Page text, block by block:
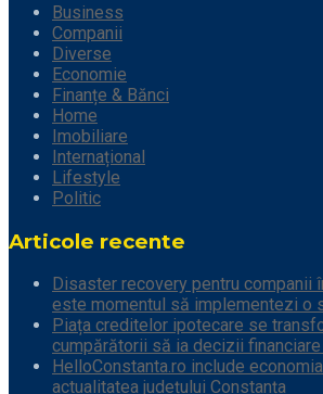
Business
Companii
Diverse
Economie
Finanțe & Bănci
Home
Imobiliare
Internațional
Lifestyle
Politic
Articole recente
Disaster recovery pentru companii
este momentul să implementezi o
Piața creditelor ipotecare se
cumpărătorii să ia decizii financiare
HelloConstanta.ro include
actualitatea județului Constanța